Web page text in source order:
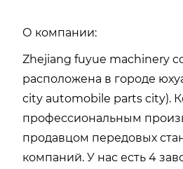
О компании:
Zhejiang fuyue machinery
расположена в городе
city automobile parts city).
профессиональным
продавцом передовых
компаний. У нас есть 4